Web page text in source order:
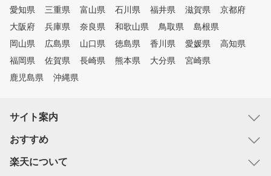
愛知県
三重県 富山県 石川県 福井県 滋賀県
京都府
大阪府
兵庫県 奈良県 和歌山県 鳥取県
島根県
岡山県
広島県 山口県 徳島県 香川県 愛媛県
高知県
福岡県
佐賀県 長崎県 熊本県 大分県
宮崎県
鹿児島県
沖縄県
サイト案内
おすすめ
楽天について